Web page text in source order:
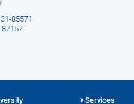
85571
87157
Services